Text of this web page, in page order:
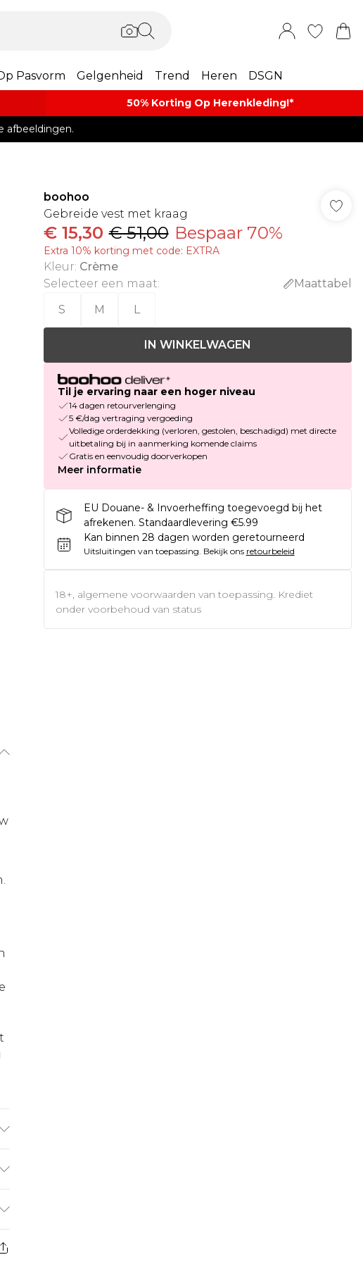
Pasvorm Gelgenheid Trend Heren DSGN
50% Korting Op Herenkleding​!*​
afbeeldingen.
boohoo
Gebreide vest met kraag
€ 15,30 € 51,00 Bespaar 70%
Extra 10% korting met code: EXTRA
Kleur: Crème
Selecteer een maat:
Maattabel
S
M L
IN WINKELWAGEN
Til je ervaring naar een hoger niveau
14 dagen retourverlenging
5 €/dag vertraging vergoeding
Volledige orderdekking (verloren, gestolen, beschadigd) met directe
uitbetaling bij in aanmerking komende claims
Gratis en eenvoudig doorverkopen
Meer informatie
EU Douane- & Invoerheffing toegevoegd bij het
afrekenen. Standaardlevering €5.99
Kan binnen 28 dagen worden geretourneerd
Uitsluitingen van toepassing. Bekijk ons retourbeleid
18+, algemene voorwaarden van toepassing. Krediet
onder voorbehoud van status